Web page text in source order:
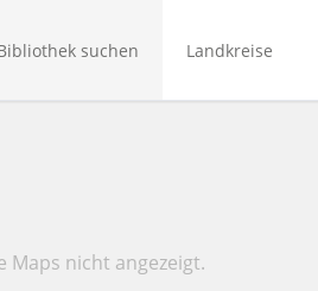
suchen Landkreise
NordhessenBIB
nicht angezeigt.